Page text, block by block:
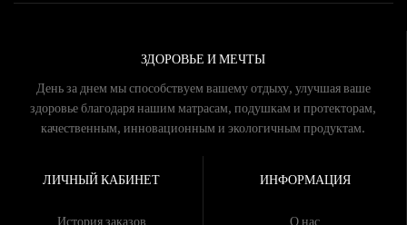
ЗДОРОВЬЕ И МЕЧТЫ
День за днем мы способствуем вашему отдыху, улучшая ваше
здоровье благодаря нашим матрасам, подушкам и протекторам,
качественным, инновационным и экологичным продуктам.
ЛИЧНЫЙ КАБИНЕТ
История заказов
ИНФОРМАЦИЯ
О нас